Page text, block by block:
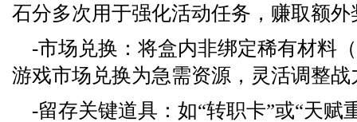
石分多次用于强化活动任务，赚取额外
-市场兑换：将盒内非绑定稀有材料
游戏市场兑换为急需资源，灵活调整战
-留存关键道具：如“转职卡”或“天赋